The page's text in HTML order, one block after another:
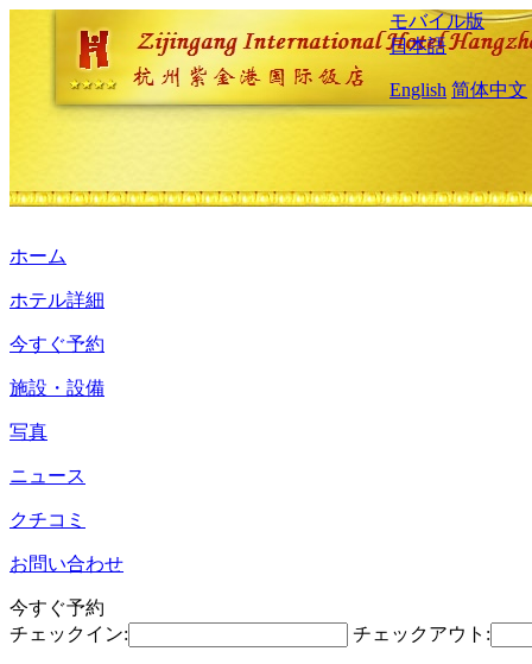
モバイル版
日本語
English 简体中文
ホーム
ホテル詳細
今すぐ予約
施設・設備
写真
ニュース
クチコミ
お問い合わせ
今すぐ予約
チェックイン:
チェックアウト: